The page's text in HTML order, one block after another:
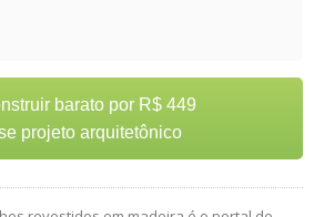
barato por R$ 449
projeto arquitetônico